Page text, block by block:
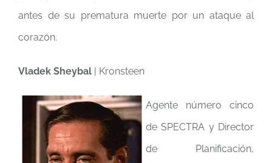
antes de su prematura muerte por un ataque al
corazón.
Vladek Sheybal | Kronsteen
Agente número cinco
de SPECTRA y Director
de Planificación,